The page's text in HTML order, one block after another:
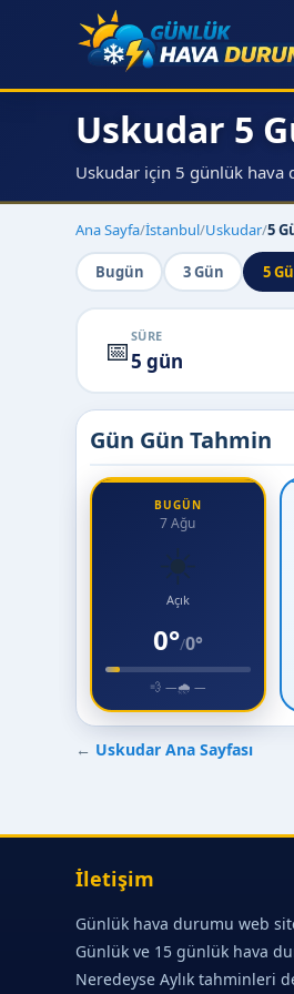
Uskudar 5
Uskudar için 5 günlük hava
Ana Sayfa/İstanbul/Uskudar/5
Bugün 3 Gün 5
📅 SÜRE
5 gün
Gün Gün Tahmin
BUGÜN
7 Ağu
☀️
Açık
0°/0°
💨 —🌧 —
← Uskudar Ana Sayfası
İletişim
Günlük hava durumu web
Günlük ve 15 günlük hava
Neredeyse Aylık tahminleri